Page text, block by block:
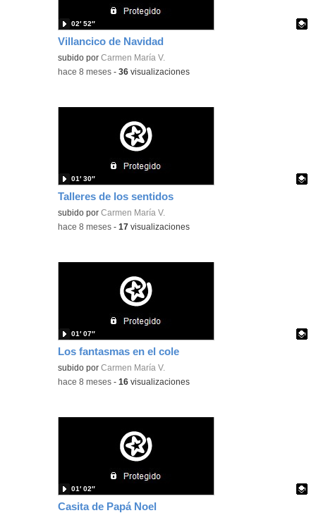
Villancico de Navidad
Contenido educativo.
subido porCarmen María V.
02′ 52″
-hace 8 meses -36 visualizaciones
Talleres de los sentidos
Contenido educativo.
subido porCarmen María V.
01′ 30″
-hace 8 meses -17 visualizaciones
Los fantasmas en el cole
Contenido educativo.
subido porCarmen María V.
01′ 07″
-hace 8 meses -16 visualizaciones
Casita de Papá Noel
01′ 02″